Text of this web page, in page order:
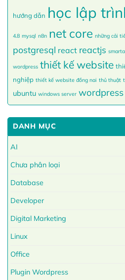
hướng dẫn học lập
4.8 mysql n8n net core những cải
postgresql react reactjs
wordpress thiết kế website
nghiệp thiết kế website đồng nai thủ thuật
ubuntu windows server wordpress
DANH MỤC
AI
Chưa phân loại
Database
Developer
Digital Marketing
Linux
Office
Plugin Wordpress